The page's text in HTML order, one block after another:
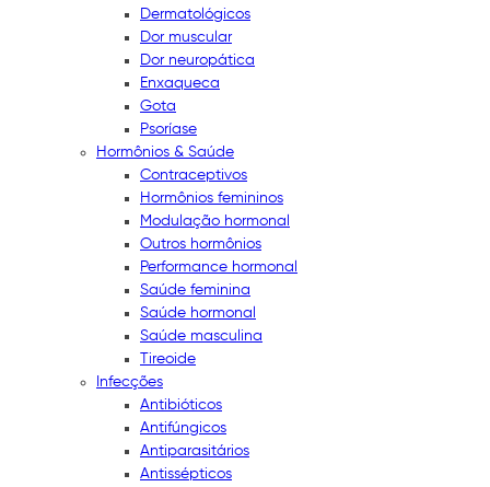
Dermatológicos
Dor muscular
Dor neuropática
Enxaqueca
Gota
Psoríase
Hormônios & Saúde
Contraceptivos
Hormônios femininos
Modulação hormonal
Outros hormônios
Performance hormonal
Saúde feminina
Saúde hormonal
Saúde masculina
Tireoide
Infecções
Antibióticos
Antifúngicos
Antiparasitários
Antissépticos